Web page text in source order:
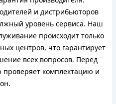
и дистрибьюторов
уровень сервиса. Наш
происходит только
центров, что гарантирует
всех вопросов. Перед
комплектацию и